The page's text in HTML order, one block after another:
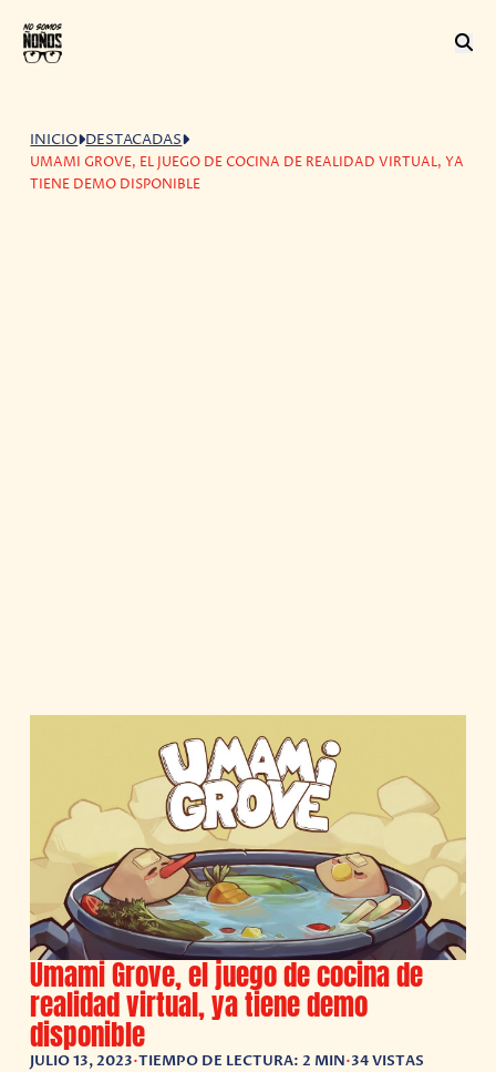
INICIO DESTACADAS
UMAMI GROVE, EL JUEGO DE COCINA DE REALIDAD VIRTUAL, YA
TIENE DEMO DISPONIBLE
Umami Grove, el juego de cocina de
realidad virtual, ya tiene demo
disponible
JULIO 13, 2023•TIEMPO DE LECTURA: 2 MIN•34 VISTAS